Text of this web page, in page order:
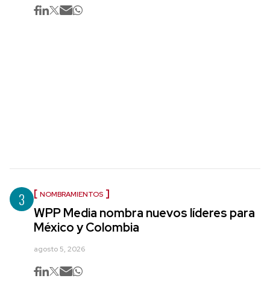
3 NOMBRAMIENTOS
WPP Media nombra nuevos líderes para
México y Colombia
agosto 5, 2026